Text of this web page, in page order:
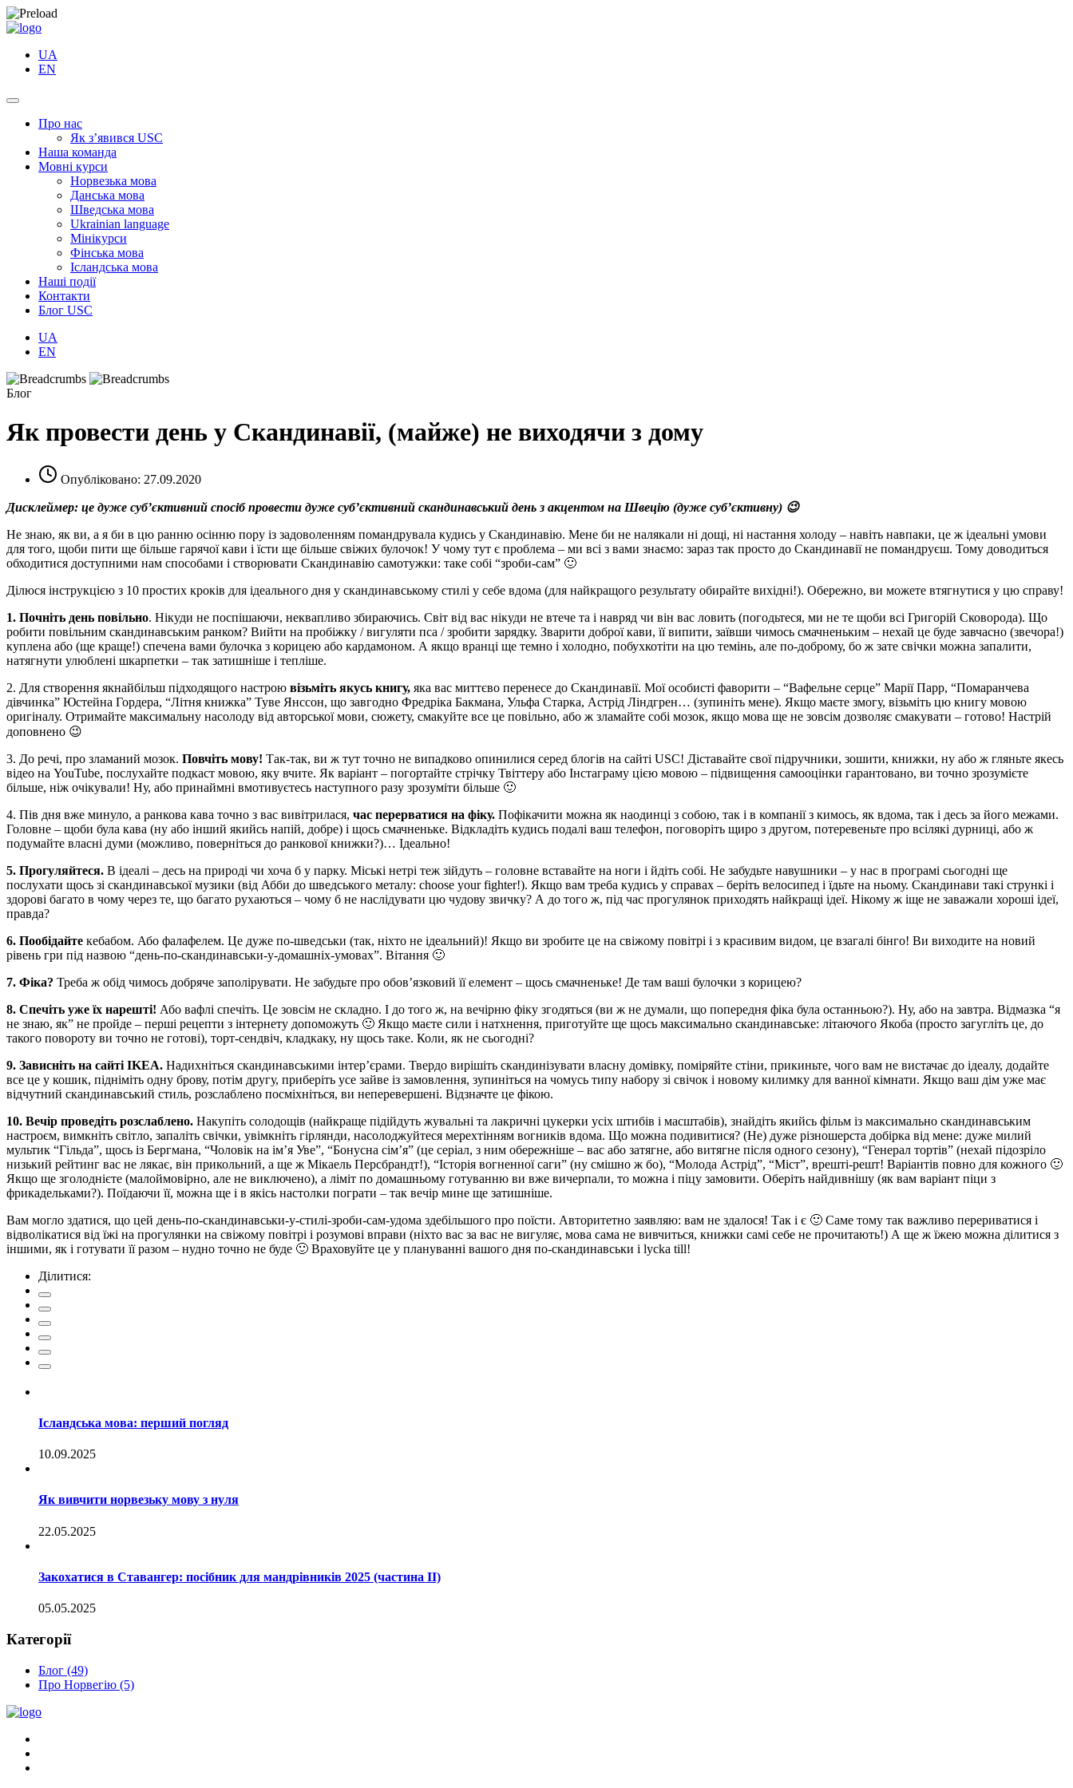
UA
EN
Про нас
Як з’явився USC
Наша команда
Мовні курси
Норвезька мова
Данська мова
Шведська мова
Ukrainian language
Мінікурси
Фінська мова
Ісландська мова
Наші події
Контакти
Блог USC
UA
EN
Блог
Як провести день у Скандинавії, (майже) не виходячи з дому
Опубліковано: 27.09.2020
Дисклеймер: це дуже суб’єктивний спосіб провести дуже суб’єктивний скандинавський день з акцентом на Швецію (дуже суб’єктивну) 😉
Не знаю, як ви, а я би в цю ранню осінню пору із задоволенням помандрувала кудись у Скандинавію. Мене би не налякали ні дощі, ні настання холоду – навіть навпаки, це ж ідеальні умови
для того, щоби пити ще більше гарячої кави і їсти ще більше свіжих булочок! У чому тут є проблема – ми всі з вами знаємо: зараз так просто до Скандинавії не помандруєш. Тому доводиться
обходитися доступними нам способами і створювати Скандинавію самотужки: таке собі “зроби-сам” 🙂
Ділюся інструкцією з 10 простих кроків для ідеального дня у скандинавському стилі у себе вдома (для найкращого результату обирайте вихідні!). Обережно, ви можете втягнутися у цю справу!
1. Почніть день повільно. Нікуди не поспішаючи, неквапливо збираючись. Світ від вас нікуди не втече та і навряд чи він вас ловить (погодьтеся, ми не те щоби всі Григорій Сковорода). Що
робити повільним скандинавським ранком? Вийти на пробіжку / вигуляти пса / зробити зарядку. Зварити доброї кави, її випити, заївши чимось смачненьким – нехай це буде завчасно (звечора!)
куплена або (ще краще!) спечена вами булочка з корицею або кардамоном. А якщо вранці ще темно і холодно, побухкотіти на цю темінь, але по-доброму, бо ж зате свічки можна запалити,
натягнути улюблені шкарпетки – так затишніше і тепліше.
2. Для створення якнайбільш підходящого настрою візьміть якусь книгу, яка вас миттєво перенесе до Скандинавії. Мої особисті фаворити – “Вафельне серце” Марії Парр, “Помаранчева
дівчинка” Юстейна Гордера, “Літня книжка” Туве Янссон, що завгодно Фредріка Бакмана, Ульфа Старка, Астрід Ліндгрен… (зупиніть мене). Якщо маєте змогу, візьміть цю книгу мовою
оригіналу. Отримайте максимальну насолоду від авторської мови, сюжету, смакуйте все це повільно, або ж зламайте собі мозок, якщо мова ще не зовсім дозволяє смакувати – готово! Настрій
доповнено 😉
3. До речі, про зламаний мозок. Повчіть мову! Так-так, ви ж тут точно не випадково опинилися серед блогів на сайті USC! Діставайте свої підручники, зошити, книжки, ну або ж гляньте якесь
відео на YouTube, послухайте подкаст мовою, яку вчите. Як варіант – погортайте стрічку Твіттеру або Інстаграму цією мовою – підвищення самооцінки гарантовано, ви точно зрозумієте
більше, ніж очікували! Ну, або принаймні вмотивуєтесь наступного разу зрозуміти більше 🙂
4. Пів дня вже минуло, а ранкова кава точно з вас вивітрилася, час перерватися на фіку. Пофікачити можна як наодинці з собою, так і в компанії з кимось, як вдома, так і десь за його межами.
Головне – щоби була кава (ну або інший якийсь напій, добре) і щось смачненьке. Відкладіть кудись подалі ваш телефон, поговоріть щиро з другом, потеревеньте про всілякі дурниці, або ж
подумайте власні думи (можливо, поверніться до ранкової книжки?)… Ідеально!
5. Прогуляйтеся. В ідеалі – десь на природі чи хоча б у парку. Міські нетрі теж зійдуть – головне вставайте на ноги і йдіть собі. Не забудьте навушники – у нас в програмі сьогодні ще
послухати щось зі скандинавської музики (від Абби до шведського металу: choose your fighter!). Якщо вам треба кудись у справах – беріть велосипед і їдьте на ньому. Скандинави такі стрункі і
здорові багато в чому через те, що багато рухаються – чому б не наслідувати цю чудову звичку? А до того ж, під час прогулянок приходять найкращі ідеї. Нікому ж іще не заважали хороші ідеї,
правда?
6. Пообідайте кебабом. Або фалафелем. Це дуже по-шведськи (так, ніхто не ідеальний)! Якщо ви зробите це на свіжому повітрі і з красивим видом, це взагалі бінго! Ви виходите на новий
рівень гри під назвою “день-по-скандинавськи-у-домашніх-умовах”. Вітання 🙂
7. Фіка? Треба ж обід чимось добряче заполірувати. Не забудьте про обов’язковий її елемент – щось смачненьке! Де там ваші булочки з корицею?
8. Спечіть уже їх нарешті! Або вафлі спечіть. Це зовсім не складно. І до того ж, на вечірню фіку згодяться (ви ж не думали, що попередня фіка була останньою?). Ну, або на завтра. Відмазка “я
не знаю, як” не пройде – перші рецепти з інтернету допоможуть 🙂 Якщо маєте сили і натхнення, приготуйте ще щось максимально скандинавське: літаючого Якоба (просто загугліть це, до
такого повороту ви точно не готові), торт-сендвіч, кладкаку, ну щось таке. Коли, як не сьогодні?
9. Зависніть на сайті IKEA. Надихніться скандинавськими інтер’єрами. Твердо вирішіть скандинізувати власну домівку, поміряйте стіни, прикиньте, чого вам не вистачає до ідеалу, додайте
все це у кошик, підніміть одну брову, потім другу, приберіть усе зайве із замовлення, зупиніться на чомусь типу набору зі свічок і новому килимку для ванної кімнати. Якщо ваш дім уже має
відчутний скандинавський стиль, розслаблено посміхніться, ви неперевершені. Відзначте це фікою.
10. Вечір проведіть розслаблено. Накупіть солодощів (найкраще підійдуть жувальні та лакричні цукерки усіх штибів і масштабів), знайдіть якийсь фільм із максимально скандинавським
настроєм, вимкніть світло, запаліть свічки, увімкніть гірлянди, насолоджуйтеся мерехтінням вогників вдома. Що можна подивитися? (Не) дуже різношерста добірка від мене: дуже милий
мультик “Гільда”, щось із Бергмана, “Чоловік на ім’я Уве”, “Бонусна сім’я” (це серіал, з ним обережніше – вас або затягне, або витягне після одного сезону), “Генерал тортів” (нехай підозріло
низький рейтинг вас не лякає, він прикольний, а ще ж Мікаель Персбрандт!), “Історія вогненної саги” (ну смішно ж бо), “Молода Астрід”, “Міст”, врешті-решт! Варіантів повно для кожного 🙂
Якщо ще зголоднієте (малоймовірно, але не виключено), а ліміт по домашньому готуванню ви вже вичерпали, то можна і піцу замовити. Оберіть найдивнішу (як вам варіант піци з
фрикадельками?). Поїдаючи її, можна ще і в якісь настолки пограти – так вечір мине ще затишніше.
Вам могло здатися, що цей день-по-скандинавськи-у-стилі-зроби-сам-удома здебільшого про поїсти. Авторитетно заявляю: вам не здалося! Так і є 🙂 Саме тому так важливо перериватися і
відволікатися від їжі на прогулянки на свіжому повітрі і розумові вправи (ніхто вас за вас не вигуляє, мова сама не вивчиться, книжки самі себе не прочитають!) А ще ж їжею можна ділитися з
іншими, як і готувати її разом – нудно точно не буде 🙂 Враховуйте це у плануванні вашого дня по-скандинавськи і lycka till!
Ділитися:
Ісландська мова: перший погляд
10.09.2025
Як вивчити норвезьку мову з нуля
22.05.2025
Закохатися в Ставангер: посібник для мандрівників 2025 (частина ІІ)
05.05.2025
Категорії
Блог (49)
Про Норвегію (5)